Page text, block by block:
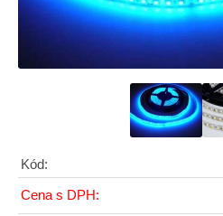
Kód:
Cena s DPH: